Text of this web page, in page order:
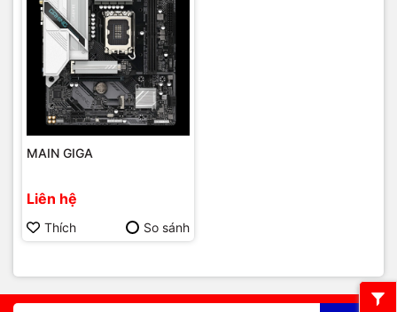
MAIN GIGA
Liên hệ
Thích So sánh